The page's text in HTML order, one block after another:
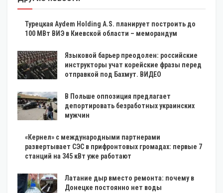
Турецкая Aydem Holding A.S. планирует построить до
100 МВт ВИЭ в Киевской области – меморандум
Языковой барьер преодолен: российские
инструкторы учат корейские фразы перед
отправкой под Бахмут. ВИДЕО
В Польше оппозиция предлагает
депортировать безработных украинских
мужчин
«Кернел» с международными партнерами
развертывает СЭС в прифронтовых громадах: первые 7
станций на 345 кВт уже работают
Латание дыр вместо ремонта: почему в
Донецке постоянно нет воды